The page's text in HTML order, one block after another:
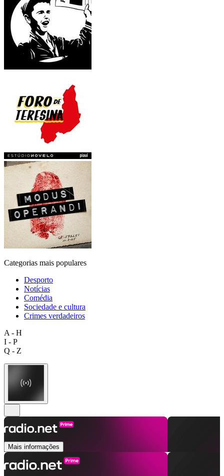
Categorias mais populares
Desporto
Notícias
Comédia
Sociedade e cultura
Crimes verdadeiros
A - H
I - P
Q - Z
Mais informações